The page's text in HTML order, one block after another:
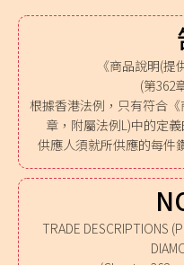
《商品說明(提
(第362
根據香港法例，只有符合
章，附屬法例L)中的定
供應人須就所供應的每件
TRADE DESCRIPTIONS